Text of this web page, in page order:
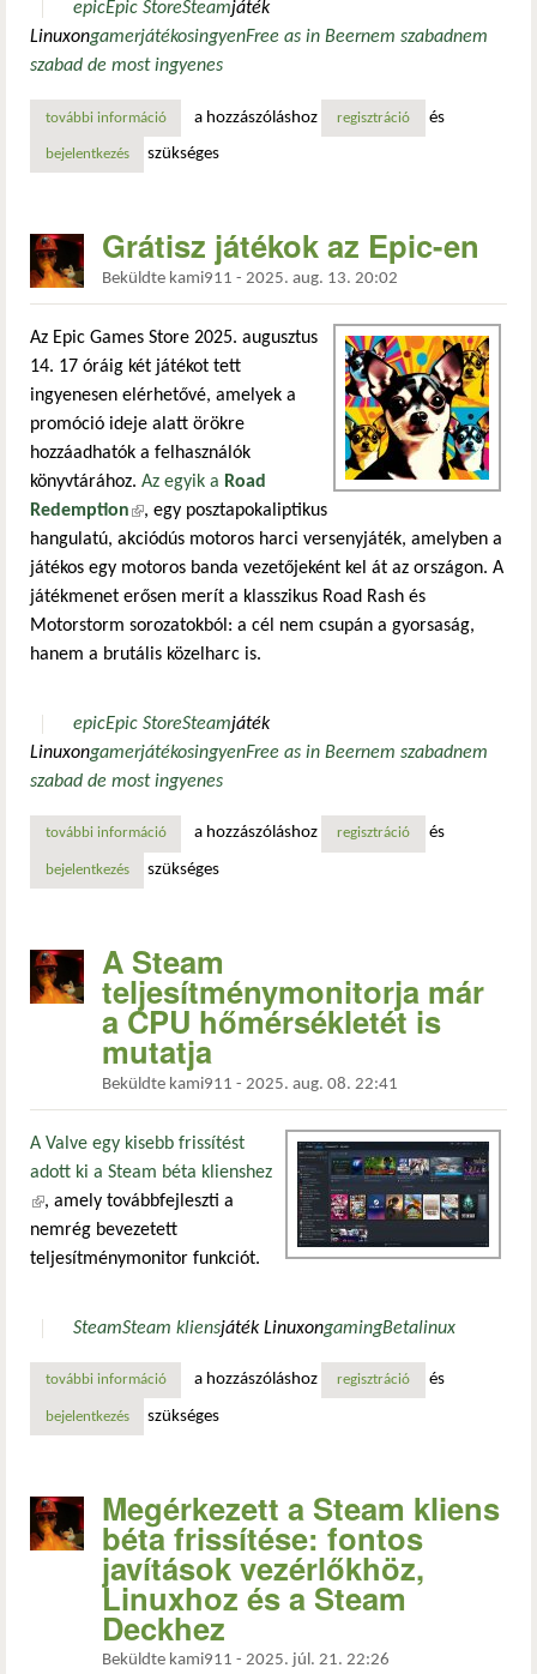
epicEpic StoreSteamjáték
LinuxongamerjátékosingyenFree as in Beernem szabadnem
szabad de most ingyenes
további információjorel’s brother and the most important game of the
a hozzászóláshoz regisztráció és
bejelentkezés szükséges
Grátisz játékok az Epic-en
Beküldte kami911 - 2025. aug. 13. 20:02
Az Epic Games Store 2025. augusztus
14. 17 óráig két játékot tett
ingyenesen elérhetővé, amelyek a
promóció ideje alatt örökre
hozzáadhatók a felhasználók
könyvtárához. Az egyik a Road
Redemption(külső hivatkozás)
, egy posztapokaliptikus
hangulatú, akciódús motoros harci versenyjáték, amelyben a
játékos egy motoros banda vezetőjeként kel át az országon. A
játékmenet erősen merít a klasszikus Road Rash és
Motorstorm sorozatokból: a cél nem csupán a gyorsaság,
hanem a brutális közelharc is.
epicEpic StoreSteamjáték
LinuxongamerjátékosingyenFree as in Beernem szabadnem
szabad de most ingyenes
további információgrátisz játékok az epic-en tartalommal kapcsolatosan
a hozzászóláshoz regisztráció és
bejelentkezés szükséges
A Steam
teljesítménymonitorja már
a CPU hőmérsékletét is
mutatja
Beküldte kami911 - 2025. aug. 08. 22:41
A Valve egy kisebb frissítést
adott ki a Steam béta klienshez
(külső hivatkozás)
, amely továbbfejleszti a
nemrég bevezetett
teljesítménymonitor funkciót.
SteamSteam kliensjáték LinuxongamingBetalinux
további információa steam teljesítménymonitorja már a cpu hőmérsékletét
a hozzászóláshoz regisztráció és
bejelentkezés szükséges
Megérkezett a Steam kliens
béta frissítése: fontos
javítások vezérlőkhöz,
Linuxhoz és a Steam
Deckhez
Beküldte kami911 - 2025. júl. 21. 22:26